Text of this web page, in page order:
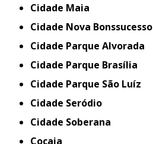
Cidade Maia
Cidade Nova Bonssucesso
Cidade Parque Alvorada
Cidade Parque Brasília
Cidade Parque São Luíz
Cidade Seródio
Cidade Soberana
Cocaia